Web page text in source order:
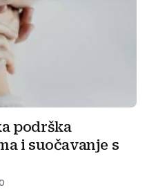
podrška
i suočavanje s